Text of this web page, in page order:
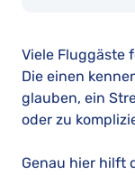
Viele Fluggäste
Die einen
glauben, ein
oder zu
Genau hier hilft